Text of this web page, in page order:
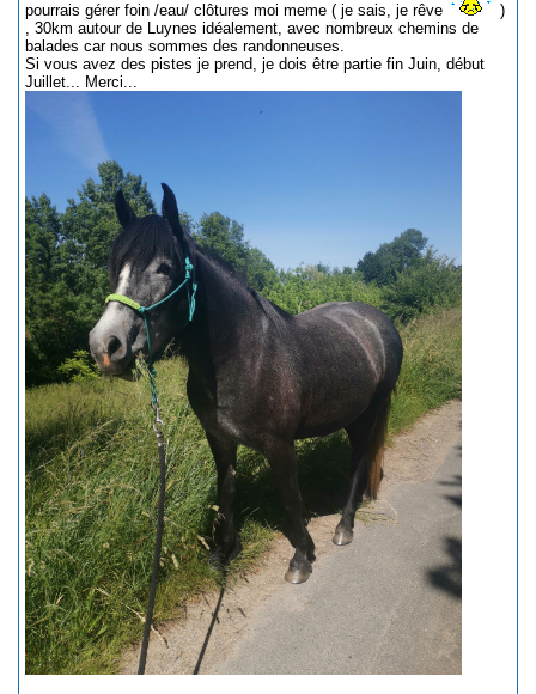
pourrais gérer foin /eau/ clôtures moi meme ( je sais, je rêve
)
, 30km autour de Luynes idéalement, avec nombreux chemins de
balades car nous sommes des randonneuses.
Si vous avez des pistes je prend, je dois être partie fin Juin, début
Juillet... Merci...